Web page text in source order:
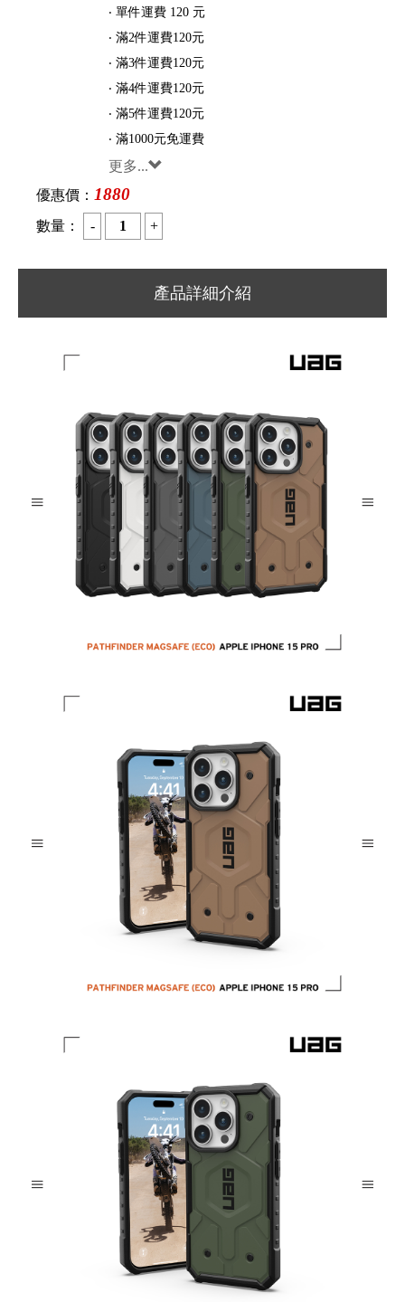
‧ 單件運費 120 元
‧ 滿2件運費120元
‧ 滿3件運費120元
‧ 滿4件運費120元
‧ 滿5件運費120元
‧ 滿1000元免運費
更多...
優惠價： 1880
數量：
產品詳細介紹